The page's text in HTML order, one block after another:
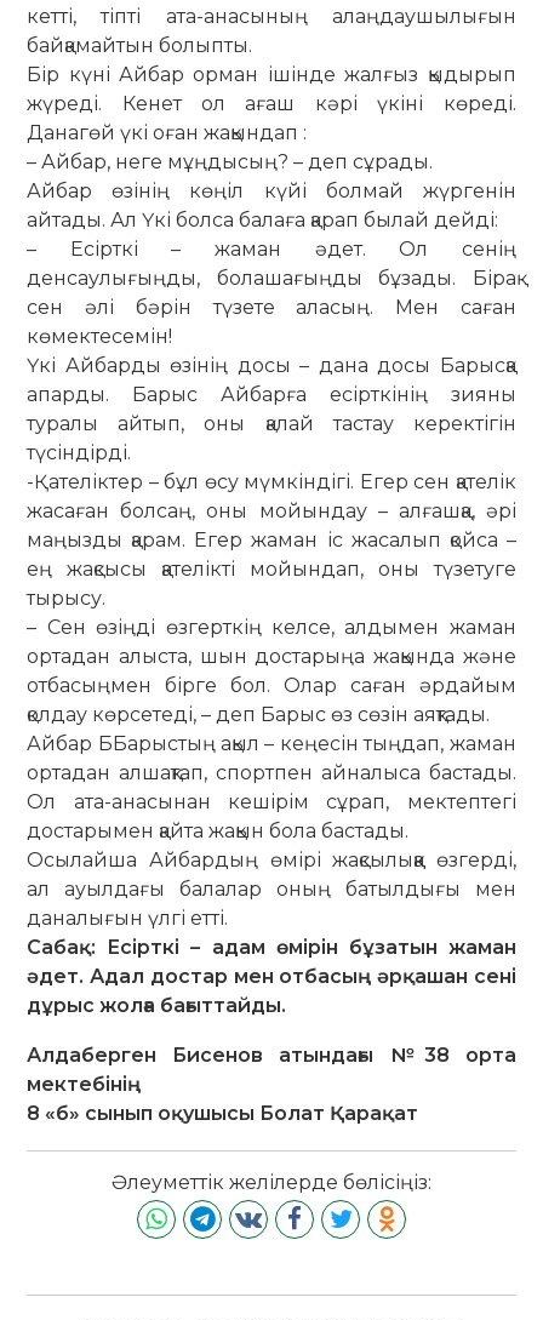
кетті, тіпті ата-анасының алаңдаушылығын
байқамайтын болыпты.
Бір күні Айбар орман ішінде жалғыз қыдырып
жүреді. Кенет ол ағаш кәрі үкіні көреді.
Данагөй үкі оған жақындап :
– Айбар, неге мұңдысың? – деп сұрады.
Айбар өзінің көңіл күйі болмай жүргенін
айтады. Ал Үкі болса балаға қарап былай дейді:
– Есірткі – жаман әдет. Ол сенің
денсаулығыңды, болашағыңды бұзады. Бірақ
сен әлі бәрін түзете аласың. Мен саған
көмектесемін!
Үкі Айбарды өзінің досы – дана досы Барысқа
апарды. Барыс Айбарға есірткінің зияны
туралы айтып, оны қалай тастау керектігін
түсіндірді.
-Қателіктер – бұл өсу мүмкіндігі. Егер сен қателік
жасаған болсаң, оны мойындау – алғашқа, әрі
маңызды қарам. Егер жаман іс жасалып қойса –
ең жақсысы қателікті мойындап, оны түзетуге
тырысу.
– Сен өзіңді өзгерткің келсе, алдымен жаман
ортадан алыста, шын достарыңа жақында және
отбасыңмен бірге бол. Олар саған әрдайым
қолдау көрсетеді, – деп Барыс өз сөзін аяқтады.
Айбар ББарыстың ақыл – кеңесін тыңдап, жаман
ортадан алшақтап, спортпен айналыса бастады.
Ол ата-анасынан кешірім сұрап, мектептегі
достарымен қайта жақын бола бастады.
Осылайша Айбардың өмірі жақсылыққа өзгерді,
ал ауылдағы балалар оның батылдығы мен
даналығын үлгі етті.
Сабақ: Есірткі – адам өмірін бұзатын жаман
әдет. Адал достар мен отбасың әрқашан сені
дұрыс жолға бағыттайды.
Алдаберген Бисенов атындағы №38 орта
мектебінің
8 «б» сынып оқушысы Болат Қарақат
Әлеуметтік желілерде бөлісіңіз: